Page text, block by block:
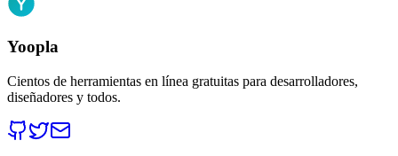
Yoopla
Cientos de herramientas en línea gratuitas para desarrolladores,
diseñadores y todos.